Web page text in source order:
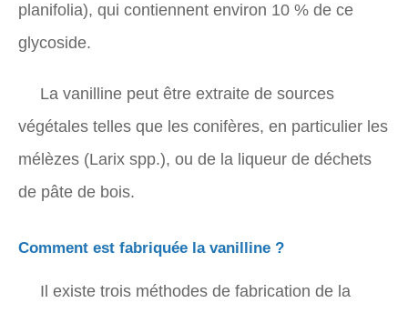
planifolia), qui contiennent environ 10 % de ce
glycoside.
La vanilline peut être extraite de sources
végétales telles que les conifères, en particulier les
mélèzes (Larix spp.), ou de la liqueur de déchets
de pâte de bois.
Comment est fabriquée la vanilline ?
Il existe trois méthodes de fabrication de la